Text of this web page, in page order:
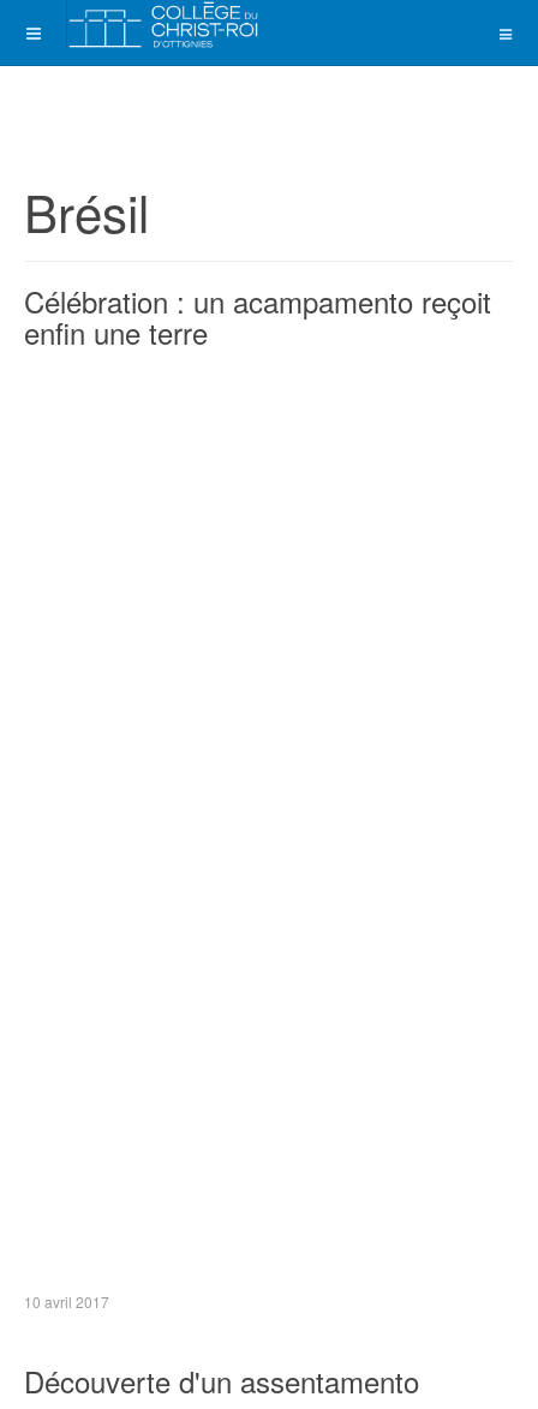
Brésil
Célébration : un acampamento reçoit
enfin une terre
10 avril 2017
Découverte d'un assentamento